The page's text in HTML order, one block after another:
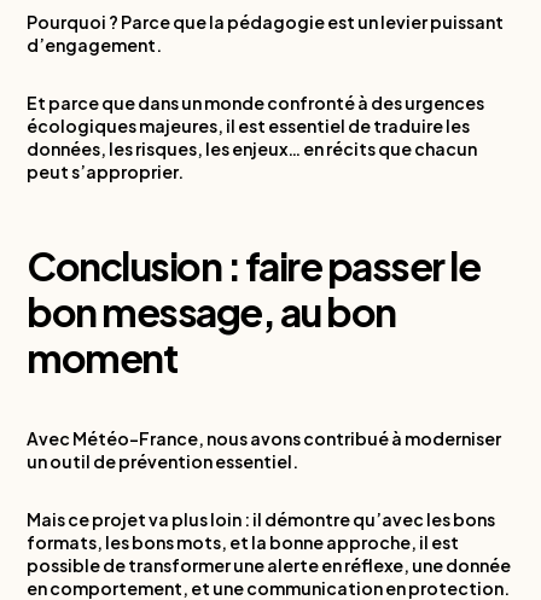
Pourquoi ? Parce que la pédagogie est un levier puissant
d’engagement.
Et parce que dans un monde confronté à des urgences
écologiques majeures, il est essentiel de traduire les
données, les risques, les enjeux… en récits que chacun
peut s’approprier.
Conclusion : faire passer le
bon message, au bon
moment
Avec Météo-France, nous avons contribué à moderniser
un outil de prévention essentiel.
Mais ce projet va plus loin : il démontre qu’avec les bons
formats, les bons mots, et la bonne approche, il est
possible de transformer une alerte en réflexe, une donnée
en comportement, et une communication en protection.